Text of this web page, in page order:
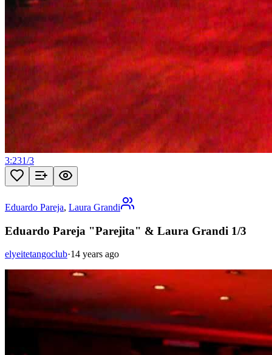
3:231/3
Eduardo Pareja, Laura Grandi
Eduardo Pareja "Parejita" & Laura Grandi 1/3
elyeitetangoclub·14 years ago